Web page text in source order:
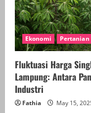
Ekonomi Pertanian
Fluktuasi Harga
Lampung: Antara
Industri
Fathia May 15,